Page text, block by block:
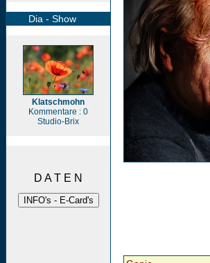
Dia - Show
Klatschmohn
Kommentare : 0
Studio-Brix
D A T E N